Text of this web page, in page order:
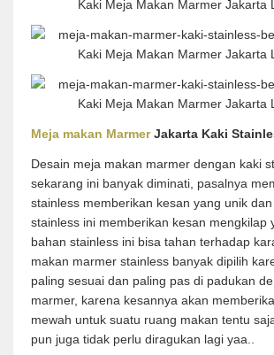
Meja makan MarmerJakarta Kaki
Desain meja makan marmer dengan kaki
sekarang ini banyak diminati, pasalnya
stainless memberikan kesan yang unik dan
stainless ini memberikan kesan mengkilap
bahan stainless ini bisa tahan terhadap
makan marmer stainless banyak dipilih
paling sesuai dan paling pas di padukan
marmer, karena kesannya akan
mewah untuk suatu ruang makan tentu
pun juga tidak perlu diragukan lagi yaa..